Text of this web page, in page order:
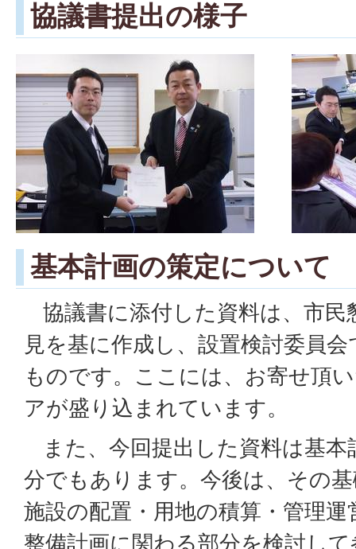
協議書提出の様子
基本計画の策定について
協議書に添付した資料は、市民
見を基に作成し、設置検討委員
ものです。ここには、お寄せ頂
アが盛り込まれています。
また、今回提出した資料は基本
分でもあります。今後は、その
施設の配置・用地の積算・管理
整備計画に関わる部分を検討し